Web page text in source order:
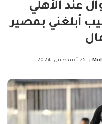
عند الأهلي
أبلغني بمصير
25 أغسطس، 2024